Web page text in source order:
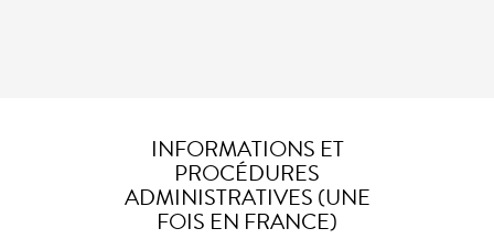
INFORMATIONS ET
PROCÉDURES
ADMINISTRATIVES (UNE
FOIS EN FRANCE)